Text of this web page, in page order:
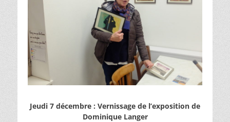
Jeudi 7 décembre : Vernissage de l’exposition de
Dominique Langer